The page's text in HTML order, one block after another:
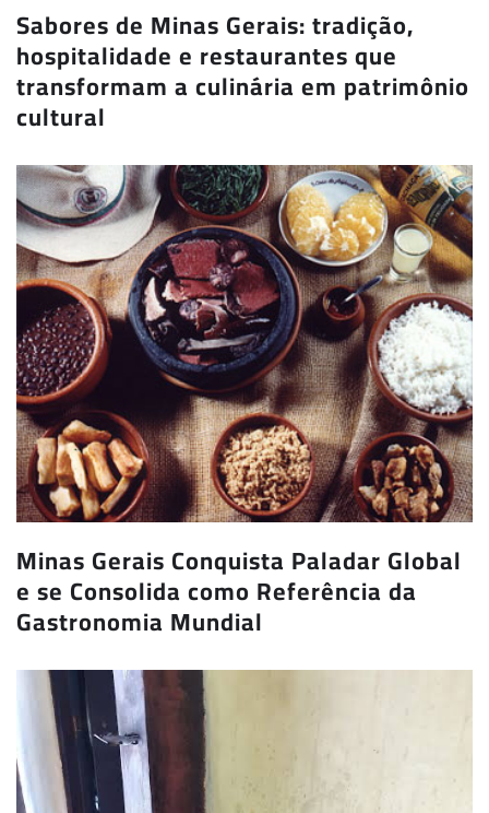
Sabores de Minas Gerais: tradição,
hospitalidade e restaurantes que
transformam a culinária em patrimônio
cultural
Minas Gerais Conquista Paladar Global
e se Consolida como Referência da
Gastronomia Mundial